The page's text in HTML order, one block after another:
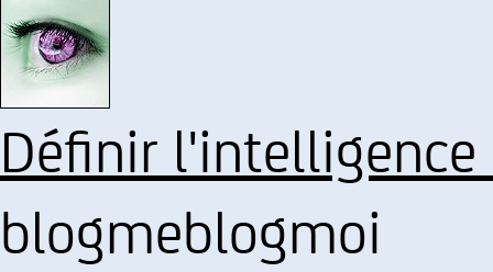
Définir
blogmeblogmoi